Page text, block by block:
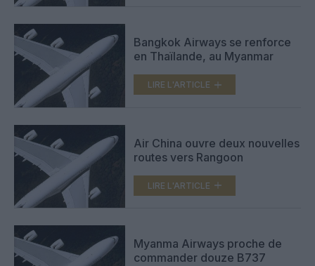
Bangkok Airways se renforce
en Thaïlande, au Myanmar
LIRE L'ARTICLE
Air China ouvre deux nouvelles
routes vers Rangoon
LIRE L'ARTICLE
Myanma Airways proche de
commander douze B737